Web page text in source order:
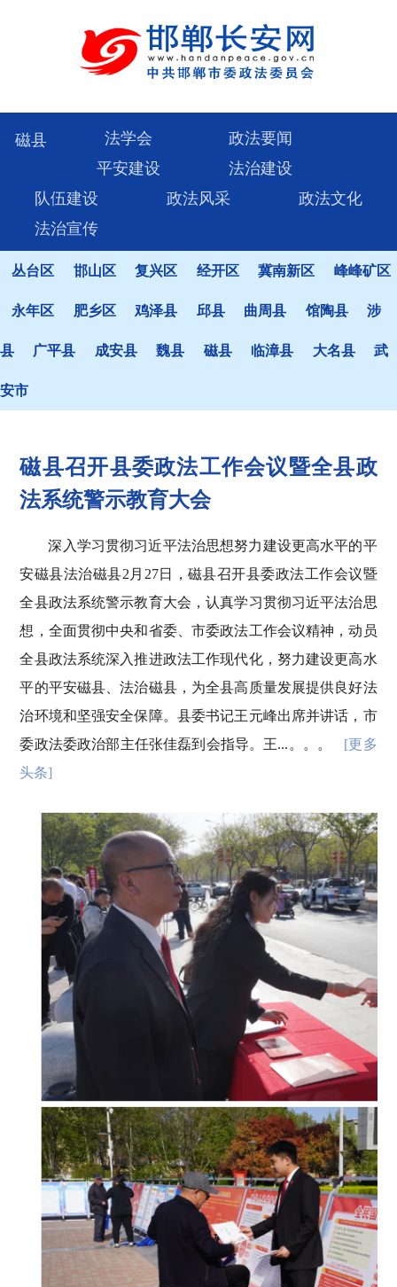
磁县 法学会
政法要闻
平安建设
法治建设
队伍建设
政法风采
政法文化
法治宣传
丛台区 邯山区 复兴区 经开区 冀南新区 峰峰矿区
永年区 肥乡区 鸡泽县 邱县 曲周县 馆陶县 涉
县 广平县 成安县 魏县 磁县 临漳县 大名县 武
安市
磁县召开县委政法工作会议暨全县政
法系统警示教育大会
深入学习贯彻习近平法治思想努力建设更高水平的平
安磁县法治磁县2月27日，磁县召开县委政法工作会议暨
全县政法系统警示教育大会，认真学习贯彻习近平法治思
想，全面贯彻中央和省委、市委政法工作会议精神，动员
全县政法系统深入推进政法工作现代化，努力建设更高水
平的平安磁县、法治磁县，为全县高质量发展提供良好法
治环境和坚强安全保障。县委书记王元峰出席并讲话，市
委政法委政治部主任张佳磊到会指导。王...。。。
[更多
头条]